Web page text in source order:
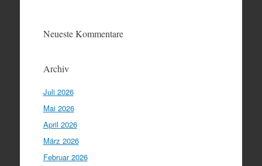
Neueste Kommentare
Archiv
Juli 2026
Mai 2026
April 2026
März 2026
Februar 2026